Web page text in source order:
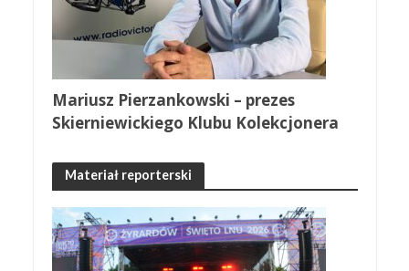
Mariusz Pierzankowski – prezes
Skierniewickiego Klubu Kolekcjonera
Materiał reporterski